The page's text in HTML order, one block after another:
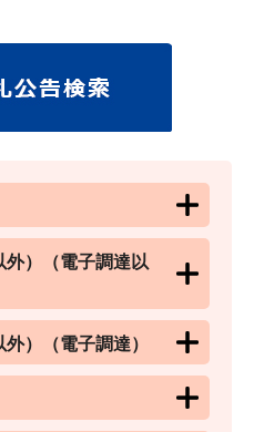
外）（電子調達以
）（電子調達）